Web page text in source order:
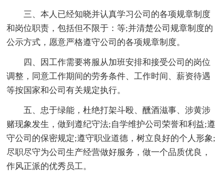
三、本人已经知晓并认真学习公司的各项规章制度
和岗位职责，包括但不限于：等;并清楚公司规章制度的
公示方式，愿意严格遵守公司的各项规章制度。
四、因工作需要将服从加班安排和接受公司的岗位
调整，同意工作期间的劳务条件、工作时间、薪资待遇
等按国家和公司有关规定执行。
五、忠于绿能，杜绝打架斗殴、醺酒滋事、涉黄涉
赌现象发生，做到遵纪守法;自学维护公司荣誉和利益;遵
守公司的保密规定;遵守职业道德，树立良好的个人形象;
尽职尽守为公司生产经营做好服务，做一个品质优良，
作风正派的优秀员工。